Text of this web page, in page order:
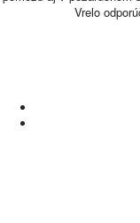
Vrelo